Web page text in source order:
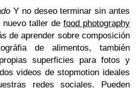
Y no deseo terminar sin antes
taller de food photography
de aprender sobre composición
de alimentos, también
superficies para fotos y
videos de stopmotion ideales
redes sociales. Pueden